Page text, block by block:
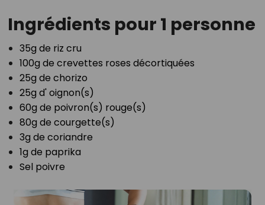
Ingrédients pour 1 personne
35g de riz cru⁣
100g de crevettes roses décortiquées⁣
25g de chorizo⁣
25g d' oignon(s)⁣
60g de poivron(s) rouge(s)⁣
80g de courgette(s)⁣
3g de coriandre⁣
1g de paprika⁣
Sel poivre⁣